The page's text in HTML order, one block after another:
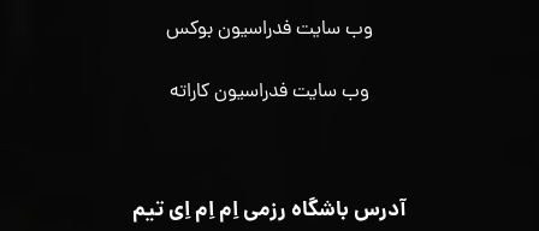
وب سایت فدراسیون بوکس
وب سایت فدراسیون کاراته
آدرس باشگاه رزمی اِم اِم اِی تیم